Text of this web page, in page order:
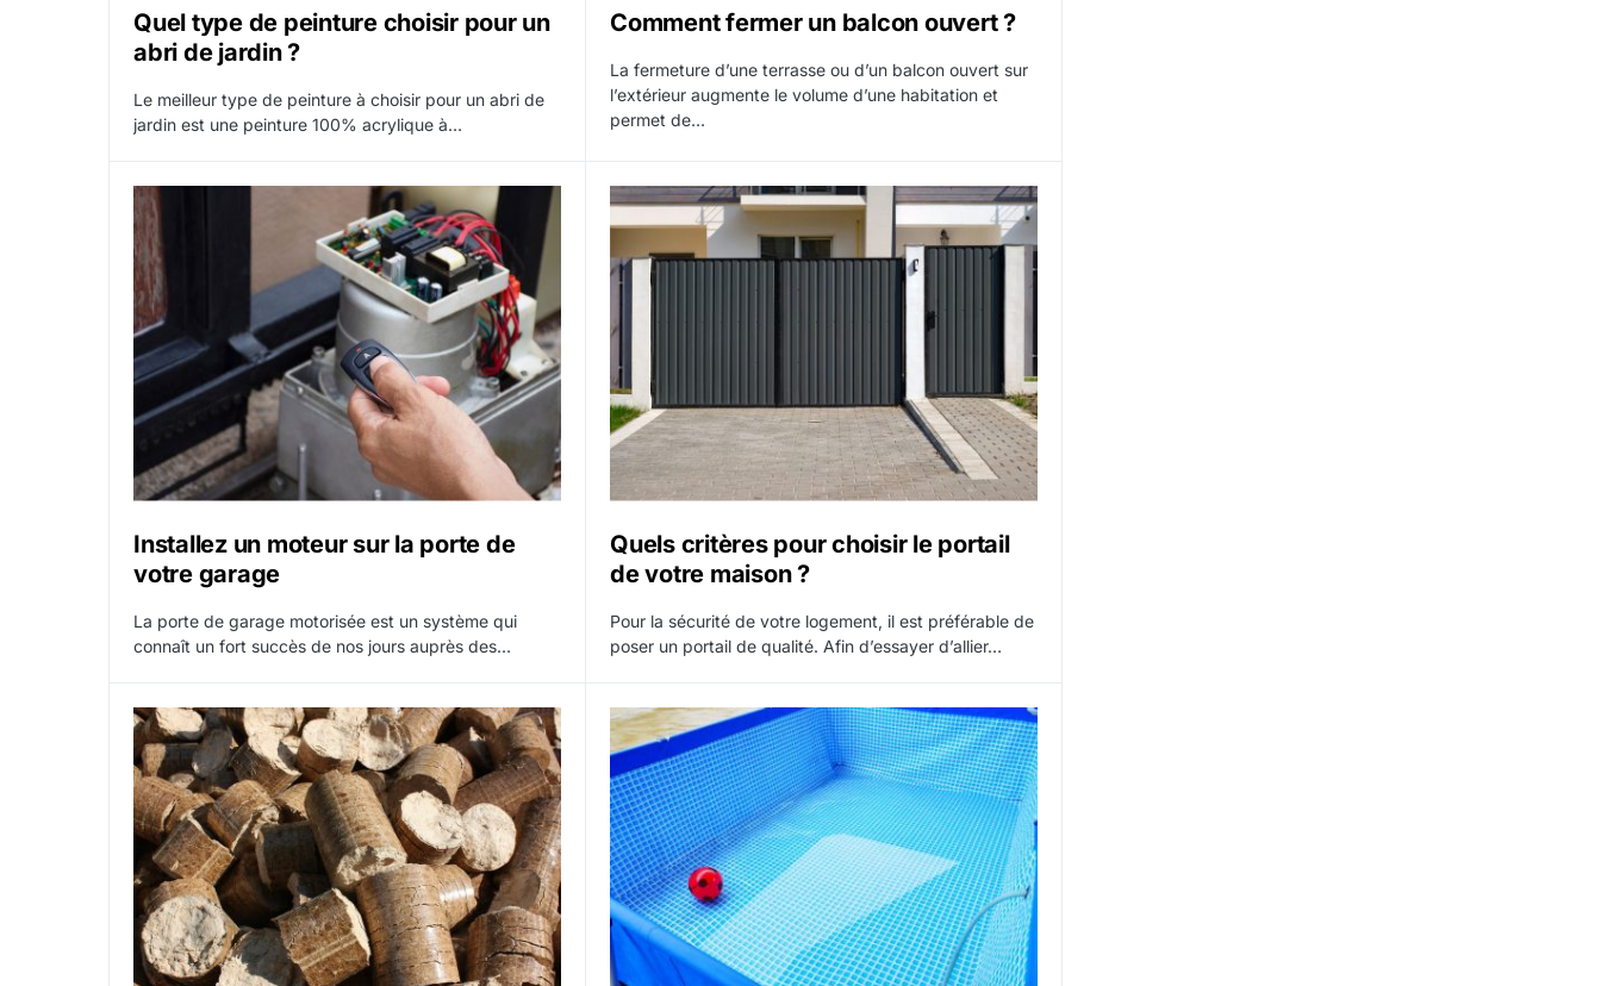
Quel type de peinture choisir pour un
abri de jardin ?
Le meilleur type de peinture à choisir pour un abri de
jardin est une peinture 100% acrylique à…
Comment fermer un balcon ouvert ?
La fermeture d’une terrasse ou d’un balcon ouvert sur
l’extérieur augmente le volume d’une habitation et
permet de…
Installez un moteur sur la porte de
votre garage
La porte de garage motorisée est un système qui
connaît un fort succès de nos jours auprès des…
Quels critères pour choisir le portail
de votre maison ?
Pour la sécurité de votre logement, il est préférable de
poser un portail de qualité. Afin d’essayer d’allier…